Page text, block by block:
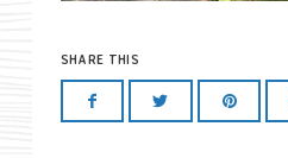
SHARE THIS